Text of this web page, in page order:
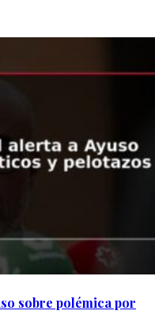
sobre polémica por